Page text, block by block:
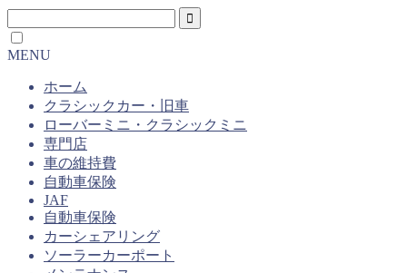
MENU
ホーム
クラシックカー・旧車
ローバーミニ・クラシックミニ
専門店
車の維持費
自動車保険
JAF
自動車保険
カーシェアリング
ソーラーカーポート